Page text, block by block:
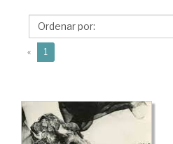
Francisco
« 1